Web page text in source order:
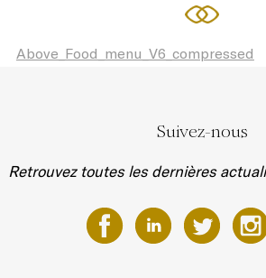
Above_Food_menu_V6_compressed
Suivez-nous
Retrouvez toutes les dernières